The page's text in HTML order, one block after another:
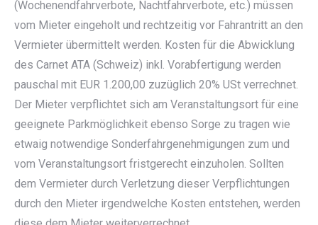
(Wochenendfahrverbote, Nachtfahrverbote, etc.) müssen
vom Mieter eingeholt und rechtzeitig vor Fahrantritt an den
Vermieter übermittelt werden. Kosten für die Abwicklung
des Carnet ATA (Schweiz) inkl. Vorabfertigung werden
pauschal mit EUR 1.200,00 zuzüglich 20% USt verrechnet.
Der Mieter verpflichtet sich am Veranstaltungsort für eine
geeignete Parkmöglichkeit ebenso Sorge zu tragen wie
etwaig notwendige Sonderfahrgenehmigungen zum und
vom Veranstaltungsort fristgerecht einzuholen. Sollten
dem Vermieter durch Verletzung dieser Verpflichtungen
durch den Mieter irgendwelche Kosten entstehen, werden